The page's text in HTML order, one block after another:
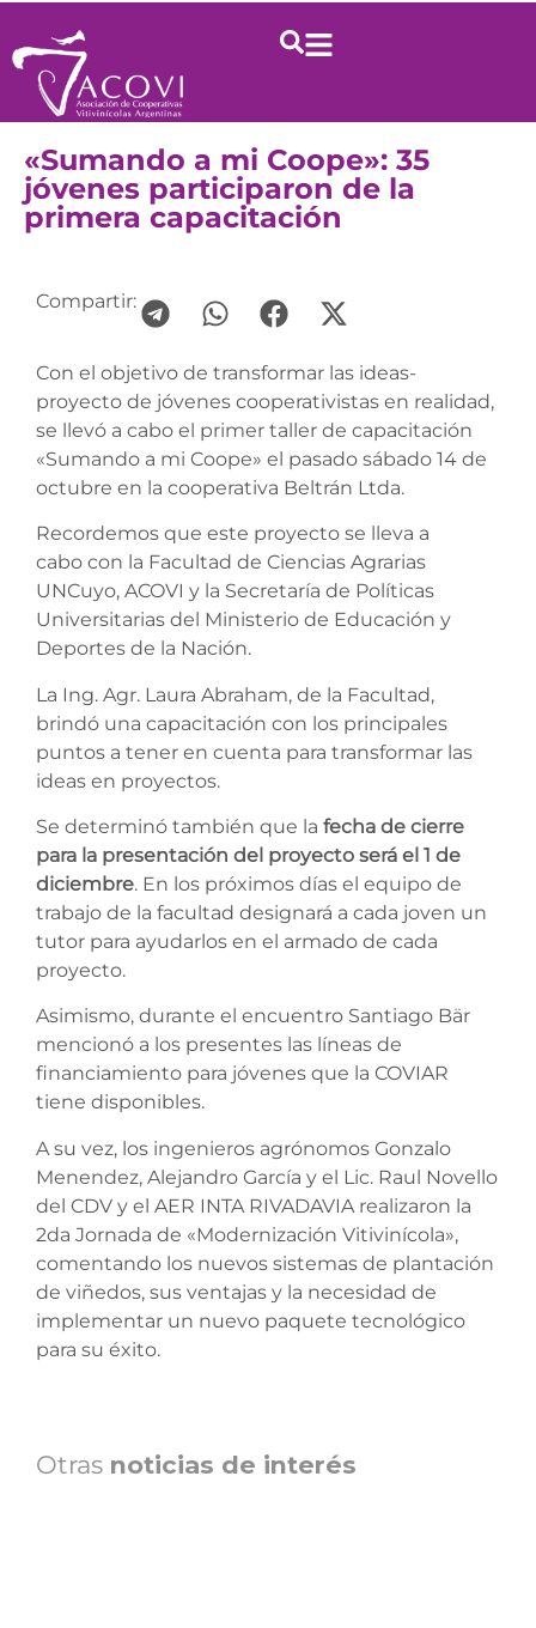
«Sumando a mi Coope»: 35
jóvenes participaron de la
primera capacitación
Compartir:
Con el objetivo de transformar las ideas-
proyecto de jóvenes cooperativistas en realidad,
se llevó a cabo el primer taller de capacitación
«Sumando a mi Coope» el pasado sábado 14 de
octubre en la cooperativa Beltrán Ltda.
Recordemos que este proyecto se lleva a
cabo con la Facultad de Ciencias Agrarias
UNCuyo, ACOVI y la Secretaría de Políticas
Universitarias del Ministerio de Educación y
Deportes de la Nación.
La Ing. Agr. Laura Abraham, de la Facultad,
brindó una capacitación con los principales
puntos a tener en cuenta para transformar las
ideas en proyectos.
Se determinó también que la fecha de cierre
para la presentación del proyecto será el 1 de
diciembre. En los próximos días el equipo de
trabajo de la facultad designará a cada joven un
tutor para ayudarlos en el armado de cada
proyecto.
Asimismo, durante el encuentro Santiago Bär
mencionó a los presentes las líneas de
financiamiento para jóvenes que la COVIAR
tiene disponibles.
A su vez, los ingenieros agrónomos Gonzalo
Menendez, Alejandro García y el Lic. Raul Novello
del CDV y el AER INTA RIVADAVIA realizaron la
2da Jornada de «Modernización Vitivinícola»,
comentando los nuevos sistemas de plantación
de viñedos, sus ventajas y la necesidad de
implementar un nuevo paquete tecnológico
para su éxito.
Otras noticias de interés